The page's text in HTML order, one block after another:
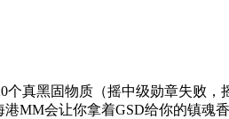
真黑固物质（摇中级勋章失败，
MM会让你拿着GSD给你的镇魂